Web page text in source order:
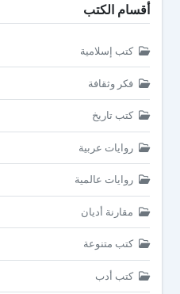
أقسام الكتب
كتب إسلامية
فكر وثقافة
كتب تاريخ
روايات عربية
روايات عالمية
مقارنة أديان
كتب متنوعة
كتب أدب